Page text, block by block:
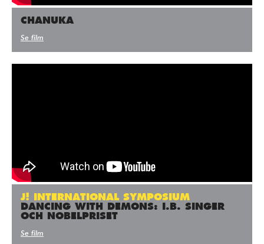
CHANUKA
Se film
J! INTERNATIONAL SYMPOSIUM
DANCING WITH DEMONS: I.B. SINGER
OCH NOBELPRISET
Se film